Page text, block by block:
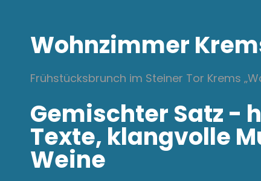
Wohnzimmer
Frühstücksbrunch im Steiner Tor Krems
Gemischter Satz -
Texte, klangvolle
Weine